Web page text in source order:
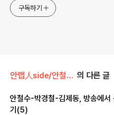
구독하기
안랩人side/안철수 창업자 의 다른 글
안철수-박경철-김제동, 방송에서
기(5)